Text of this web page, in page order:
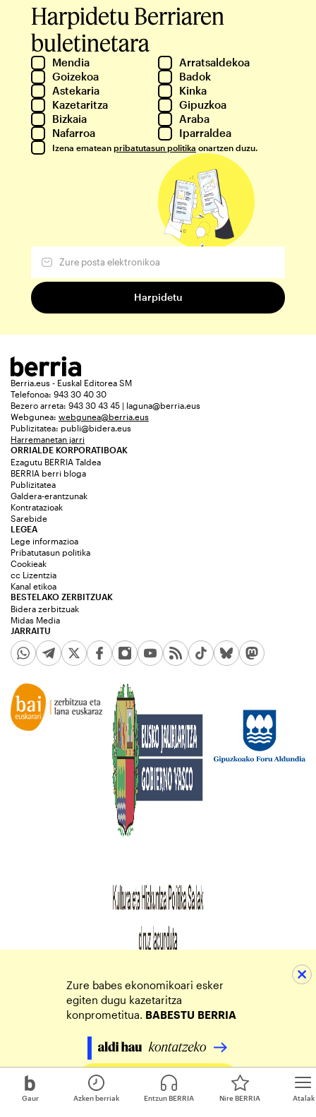
Gaur Atalak
Azken berriak Entzun BERRIA Nire BERRIA
Harpidetu Berriaren
buletinetara
Mendia
Arratsaldekoa
Goizekoa
Badok
Astekaria
Kinka
Kazetaritza
Gipuzkoa
Bizkaia
Araba
Nafarroa
Iparraldea
Izena ematean pribatutasun politika onartzen duzu.
Berria.eus - Euskal Editorea SM
Telefonoa: 943 30 40 30
Bezero arreta: 943 30 43 45 | laguna@berria.eus
Webgunea: webgunea@berria.eus
Publizitatea: publi@bidera.eus
Harremanetan jarri
ORRIALDE KORPORATIBOAK
Ezagutu BERRIA Taldea
BERRIA berri bloga
Publizitatea
Galdera-erantzunak
Kontratazioak
Sarebide
JARRAITU
LEGEA
Lege informazioa
Pribatutasun politika
Cookieak
cc Lizentzia
Kanal etikoa
BESTELAKO ZERBITZUAK
Bidera zerbitzuak
Midas Media
Zure babes ekonomikoari esker
egiten dugu kazetaritza
konprometitua. BABESTU BERRIA
Egin zure ekarpena